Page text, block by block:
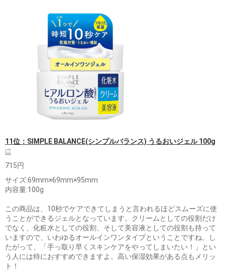
11位：SIMPLE BALANCE(シンプルバランス) うるおいジェル 100g
715円
サイズ:69mm×69mm×95mm
内容量:100g
この商品は、10秒でケアできてしまうと言われるほどスムーズに使
うことができるジェルとなっています。クリームとしての役割だけ
でなく、化粧水としての役割、そして美容液としての役割も持って
いますので、いわゆるオールインワンタイプということですね。し
たがって、「手っ取り早くスキンケアをやってしまいたい！」とい
う人には特におすすめできますよ。高い保湿効果がある点もメリッ
ト！